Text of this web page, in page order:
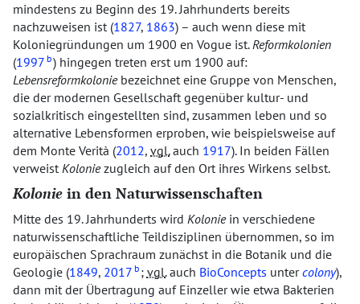
mindestens zu Beginn des 19. Jahrhunderts bereits
nachzuweisen ist (1827, 1863) – auch wenn diese mit
Koloniegründungen um 1900 en Vogue ist.Reformkolonien
(1997 b) hingegen treten erst um 1900 auf:
Lebensreformkoloniebezeichnet eine Gruppe von Menschen,
die der modernen Gesellschaft gegenüber kultur- und
sozialkritisch eingestellten sind, zusammen leben und so
alternative Lebensformen erproben, wie beispielsweise auf
dem Monte Verità (2012, vgl.auch 1917). In beiden Fällen
verweistKoloniezugleich auf den Ort ihres Wirkens selbst.
Kolonie in den Naturwissenschaften
Mitte des 19. Jahrhunderts wird Koloniein verschiedene
naturwissenschaftliche Teildisziplinen übernommen, so im
europäischen Sprachraum zunächst in die Botanik und die
Geologie (1849, 2017 b ; vgl.auch BioConcepts untercolony),
dann mit der Übertragung auf Einzeller wie etwa Bakterien